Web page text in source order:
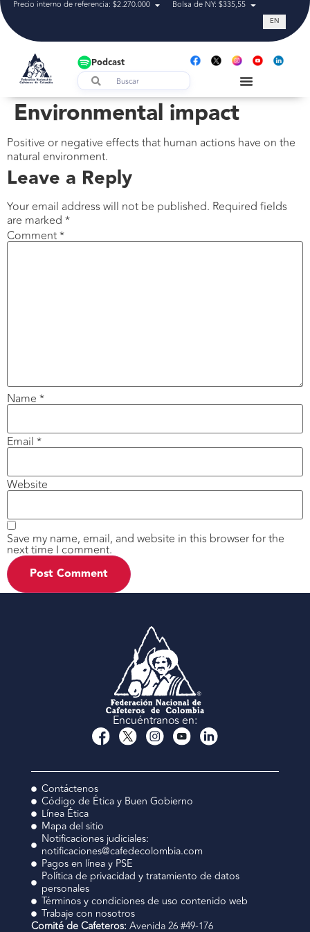
Precio interno de referencia: $2.270.000 Bolsa de NY: $335,55 Tasa de
EN
Podcast
Environmental impact
Positive or negative effects that human actions have on the
natural environment.
Leave a Reply
Your email address will not be published. Required fields
are marked *
Comment*
Name *
Email *
Website
Save my name, email, and website in this browser for the
next time I comment.
Encuéntranos en:
Contáctenos
Código de Ética y Buen Gobierno
Línea Ética
Mapa del sitio
Notificaciones judiciales:
notificaciones@cafedecolombia.com
Pagos en línea y PSE
Política de privacidad y tratamiento de datos
personales
Términos y condiciones de uso contenido web
Trabaje con nosotros
Comité de Cafeteros: Avenida 26 #49-176